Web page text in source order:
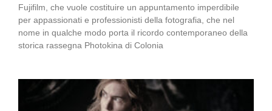
Fujifilm, che vuole costituire un appuntamento imperdibile
per appassionati e professionisti della fotografia, che nel
nome in qualche modo porta il ricordo contemporaneo della
storica rassegna Photokina di Colonia